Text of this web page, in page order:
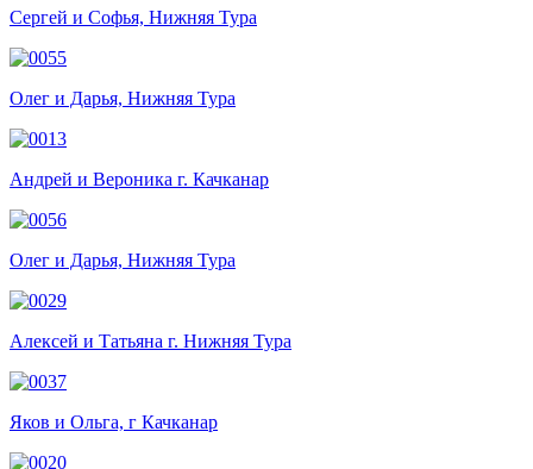
Сергей и Софья, Нижняя Тура
Олег и Дарья, Нижняя Тура
Андрей и Вероника г. Качканар
Олег и Дарья, Нижняя Тура
Алексей и Татьяна г. Нижняя Тура
Яков и Ольга, г Качканар